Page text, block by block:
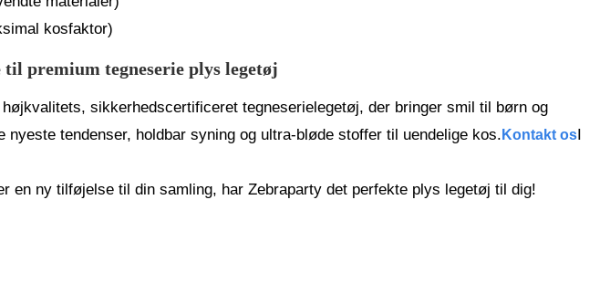
kosfaktor)
premium tegneserie plys legetøj
sikkerhedscertificeret tegneserielegetøj, der bringer smil til børn og
nyeste tendenser, holdbar syning og ultra-bløde stoffer til uendelige kos. Kontakt osI
en ny tilføjelse til din samling, har Zebraparty det perfekte plys legetøj til dig!